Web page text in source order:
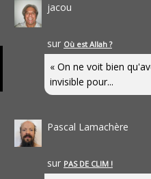
jacou
sur Où est Allah ?
« On ne voit bien
invisible pour...
Pascal Lamachère
sur PAS DE CLIM !